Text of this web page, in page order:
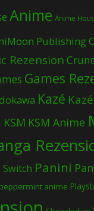
Anime Anime
Publishing
Rezension
Games
Kazé
KSM KSM Anime
Panini
peppermint anime